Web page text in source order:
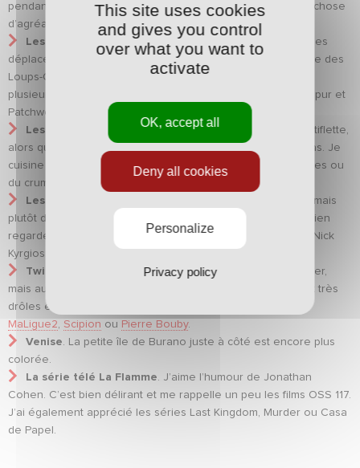
pendant plusieurs années avant de pouvoir jouer quelque chose
d’agréable, mais ça me plaisait.
Les jeux de société . On joue souvent au Perudo lors des
déplacements en bus. Il nous arrive aussi de faire une partie des
Loups-Garous de Thiercelieux à l’hôtel. Je me suis acheté
plusieurs de jeux pendant le confinement : Codenames, Jaipur et
Patchwork.
Les spécialités savoyardescomme la raclette ou la tartiflette,
alors que je n’aime pas du tout le fromage à la fin d’un repas. Je
cuisine aussi un peu : des cordons-bleus maison, des quiches ou
du crumble à la poire.
Les vidéos de tennis
. Je ne suis pas friand de matchs, mais
plutôt de compilations que l’on trouve sur internet. J’aime bien
regarder celles du François Benoît Paire ou de l’Australien Nick
Kyrgios.
Twitter
. C’est mon réseau social préféré pour m’informer,
mais aussi pour m’amuser. On y trouve des tweets vraiment très
drôles et sans aucune limite. Je conseille les comptes de
MaLigue2, Scipion ou Pierre Bouby.
Venise. La petite île de Burano juste à côté est encore plus
colorée.
La série télé La Flamme. J’aime l’humour de Jonathan
Cohen. C’est bien délirant et me rappelle un peu les films OSS 117.
J’ai également apprécié les séries Last Kingdom, Murder ou Casa
de Papel.
This site uses cookies
and gives you control
over what you want to
activate
OK, accept all
Deny all cookies
Personalize
Privacy policy